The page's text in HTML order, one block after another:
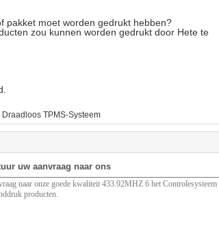
pakket moet worden gedrukt hebben?
zou kunnen worden gedrukt door Hete te
Draadloos TPMS-Systeem
uw aanvraag naar ons